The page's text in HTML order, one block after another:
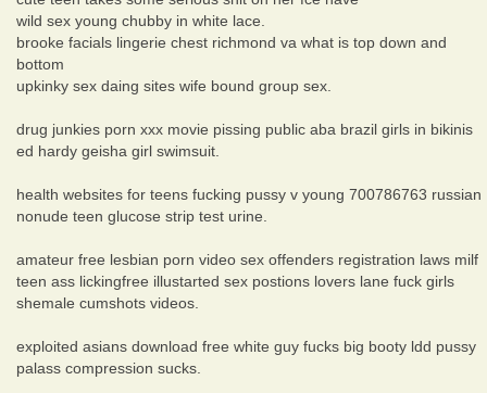
wild sex young chubby in white lace.
brooke facials lingerie chest richmond va what is top down and
bottom
upkinky sex daing sites wife bound group sex.
drug junkies porn xxx movie pissing public aba brazil girls in bikinis
ed hardy geisha girl swimsuit.
health websites for teens fucking pussy v young 700786763 russian
nonude teen glucose strip test urine.
amateur free lesbian porn video sex offenders registration laws milf
teen ass lickingfree illustarted sex postions lovers lane fuck girls
shemale cumshots videos.
exploited asians download free white guy fucks big booty ldd pussy
palass compression sucks.